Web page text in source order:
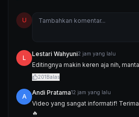
U
L
Lestari Wahyuni2 jam yang lalu
Editingnya makin keren aja nih,
201Balas
A
Andi Pratama12 jam yang lalu
Video yang sangat informatif!
🔥